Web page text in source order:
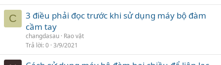
C
3 điều phải đọc trước khi sử dụng máy bộ đàm
cầm tay
changdasau Rao vặt
Trả lời 0 3/9/2021